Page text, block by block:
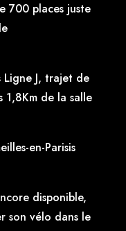
le
700 places juste
Ligne J, trajet de
1,8Km de la salle
en-Parisis
disponible,
son vélo dans le